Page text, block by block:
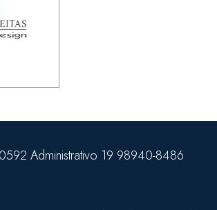
Administrativo 19 98940-8486